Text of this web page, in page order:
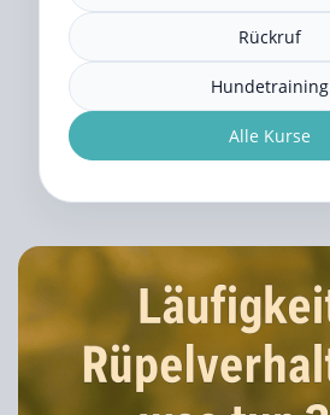
Rückruf
Hundetraining
Alle Kurse